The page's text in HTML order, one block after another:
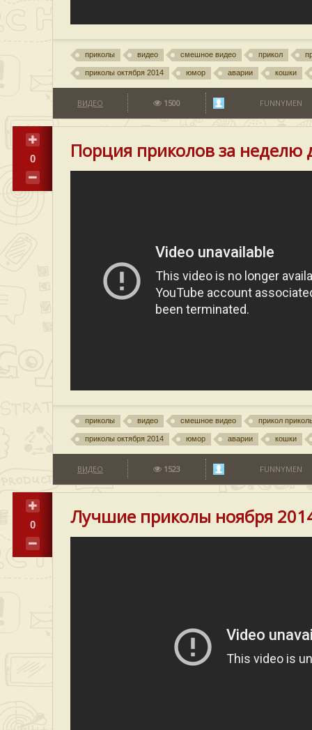
приколы видео смешное видео прикол
приколы октября 2014 юмор аварии кошки
ВИДЕО 1500 FUNNYMEN
0 Порция приколов за неделю
приколы видео смешное видео прикол
приколы октября 2014 юмор аварии кошки
ВИДЕО 1523 FUNNYMEN
0 Лучшие приколы ноября